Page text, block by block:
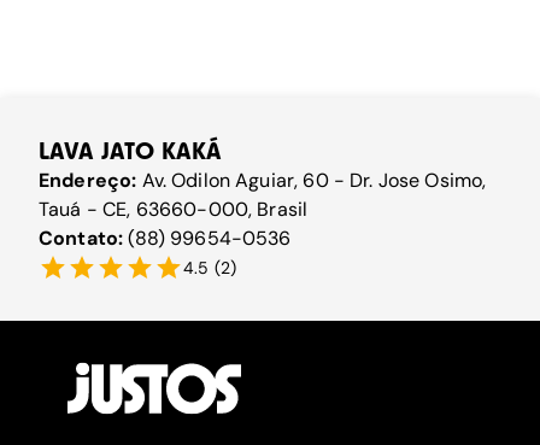
LAVA JATO KAKÁ
Endereço: Av. Odilon Aguiar, 60 - Dr. Jose Osimo,
Tauá - CE, 63660-000, Brasil
Contato:(88) 99654-0536
4.5 (2)